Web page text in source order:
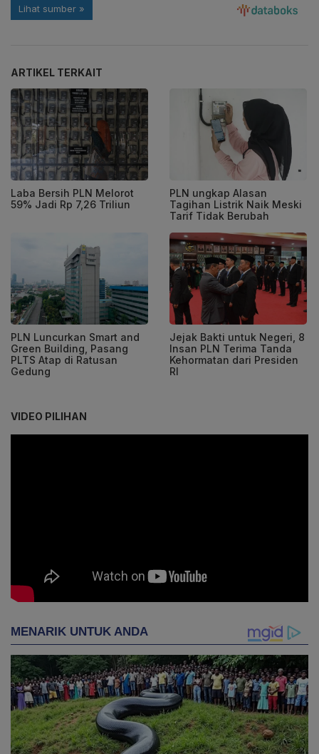
ARTIKEL TERKAIT
Laba Bersih PLN Melorot
59% Jadi Rp 7,26 Triliun
PLN ungkap Alasan
Tagihan Listrik Naik Meski
Tarif Tidak Berubah
PLN Luncurkan Smart and
Green Building, Pasang
PLTS Atap di Ratusan
Gedung
Jejak Bakti untuk Negeri, 8
Insan PLN Terima Tanda
Kehormatan dari Presiden
RI
VIDEO PILIHAN